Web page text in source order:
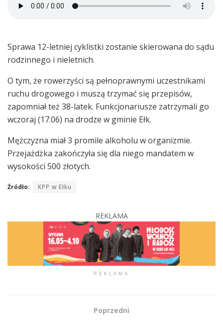
Sprawa 12-letniej cyklistki zostanie skierowana do sądu
rodzinnego i nieletnich.
O tym, że rowerzyści są pełnoprawnymi uczestnikami
ruchu drogowego i muszą trzymać się przepisów,
zapomniał też 38-latek. Funkcjonariusze zatrzymali go
wczoraj (17.06) na drodze w gminie Ełk.
Mężczyzna miał 3 promile alkoholu w organizmie.
Przejażdżka zakończyła się dla niego mandatem w
wysokości 500 złotych.
Źródło: KPP w Ełku
REKLAMA
REKLAMA
Poprzedni